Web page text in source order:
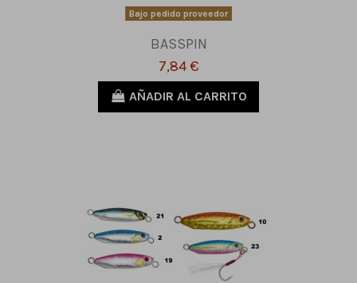
Bajo pedido proveedor
BASSPIN
7,84 €
AÑADIR AL CARRITO